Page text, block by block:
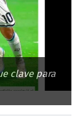
clave para